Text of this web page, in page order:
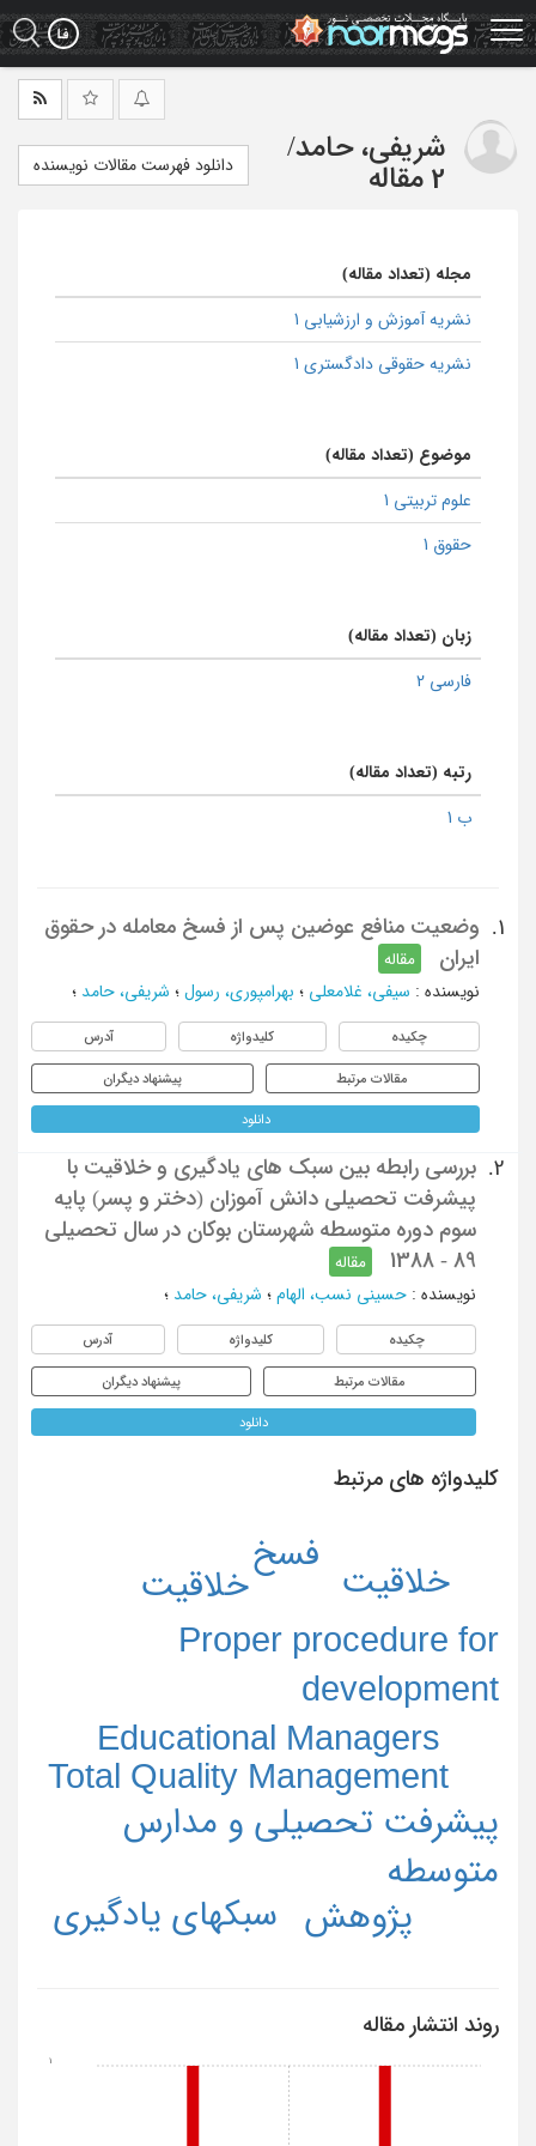
Skip
to
main
شریفی، حامد/
2 مقاله
دانلود فهرست مقالات نویسنده
مجله (تعداد مقاله)
نشریه آموزش و ارزشیابی 1
نشریه حقوقی دادگستری 1
موضوع (تعداد مقاله)
علوم تربیتی 1
حقوق 1
زبان (تعداد مقاله)
فارسی 2
رتبه (تعداد مقاله)
ب 1
1.
وضعیت منافع عوضین پس از فسخ معامله در حقوق
ایران
مقاله
نویسنده : سیفی، غلامعلی ؛ بهرامپوری، رسول ؛ شریفی، حامد ؛
چکیده کلیدواژه آدرس
مقالات مرتبط پیشنهاد دیگران
دانلود
2.
بررسی رابطه بین سبک های یادگیری و خلاقیت با
پیشرفت تحصیلی دانش آموزان (دختر و پسر) پایه
سوم دوره متوسطه شهرستان بوکان در سال تحصیلی
89 - 1388
مقاله
نویسنده : حسینی نسب، الهام ؛ شریفی، حامد ؛
چکیده کلیدواژه آدرس
مقالات مرتبط پیشنهاد دیگران
دانلود
کلیدواژه های مرتبط
Educational Managers
Proper procedure for
development
Total Quality Management
پیشرفت تحصیلی و مدارس
متوسطه
خلاقیت
سبکهای یادگیری
فسخ
پژوهش
خلاقیت
روند انتشار مقاله
1